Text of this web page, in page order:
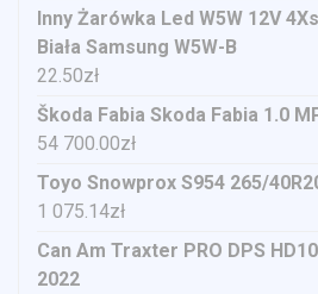
Inny Żarówka Led W5W 12V
Biała Samsung W5W-B
22.50zł
Škoda Fabia Skoda Fabia 1.0
54 700.00zł
Toyo Snowprox S954 265/
1 075.14zł
Can Am Traxter PRO DPS
2022